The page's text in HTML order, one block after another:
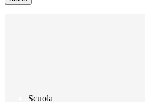
Scuola